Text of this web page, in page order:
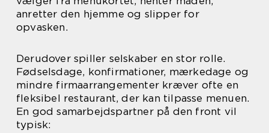
anretter den hjemme og slipper for
opvasken.
Derudover spiller selskaber en stor rolle.
Fødselsdage, konfirmationer, mærkedage og
mindre firmaarrangementer kræver ofte en
fleksibel restaurant, der kan tilpasse menuen.
En god samarbejdspartner på den front vil
typisk: